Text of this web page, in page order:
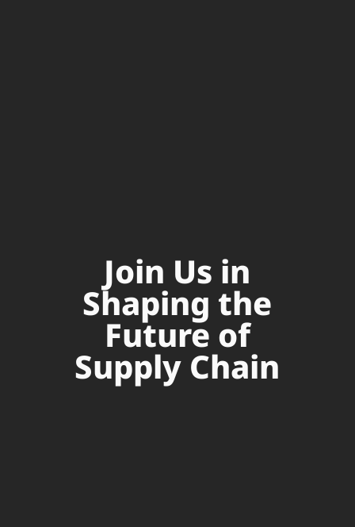
Join Us in
Shaping the
Future of
Supply Chain